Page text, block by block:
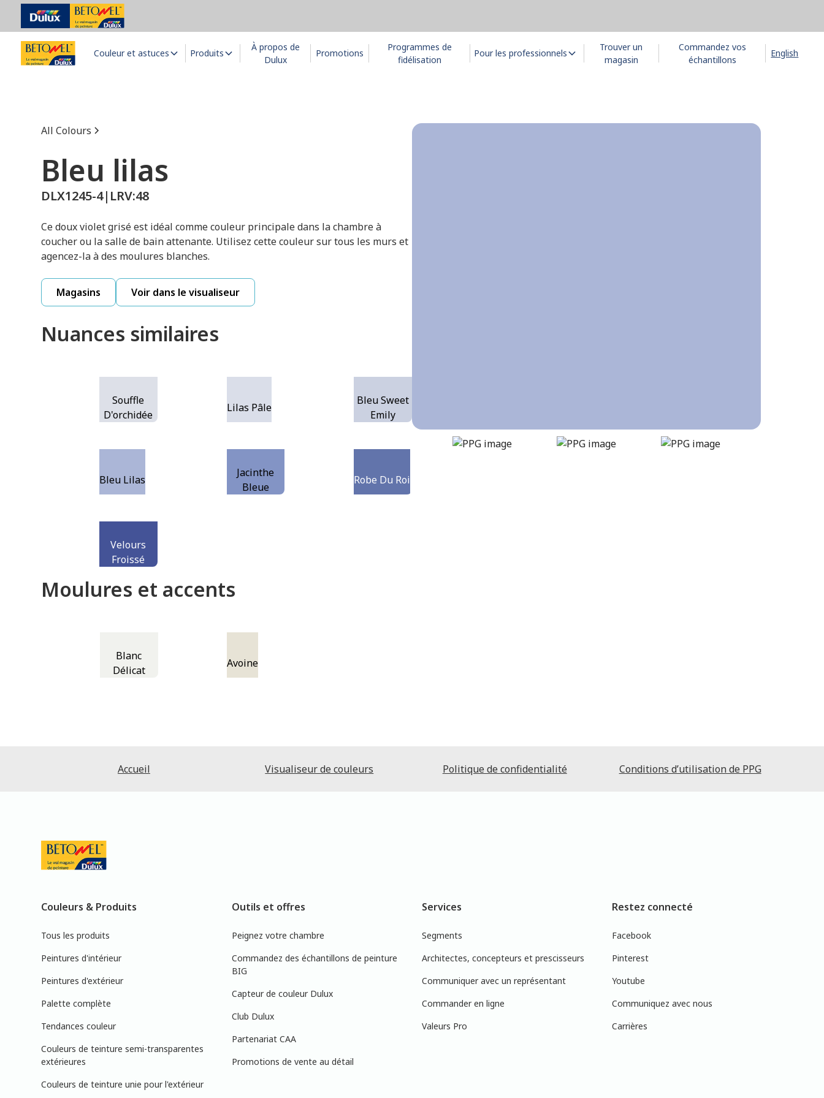
Couleur et astuces Produits
À propos de
Dulux
Promotions
Programmes de
fidélisation
Pour les professionnels
Trouver un
magasin
Commandez vos
échantillons
English
All Colours
Bleu lilas
DLX1245-4| LRV:48
Ce doux violet grisé est idéal comme couleur principale dans la chambre à
coucher ou la salle de bain attenante. Utilisez cette couleur sur tous les murs et
agencez-la à des moulures blanches.
Magasins Voir dans le visualiseur
Nuances similaires
Souffle
D'orchidée
Lilas Pâle
Bleu Sweet
Emily
Bleu Lilas
Jacinthe
Bleue
Robe Du Roi
Velours
Froissé
Moulures et accents
Blanc
Délicat
Avoine
lilac-sachet
Accueil Visualiseur de couleurs Politique de confidentialité Conditions d’utilisation de PPG
Couleurs & Produits
Tous les produits
Peintures d'intérieur
Peintures d'extérieur
Palette complète
Tendances couleur
Couleurs de teinture semi-transparentes
extérieures
Couleurs de teinture unie pour l'extérieur
Outils et offres
Peignez votre chambre
Commandez des échantillons de peinture
BIG
Capteur de couleur Dulux
Club Dulux
Partenariat CAA
Promotions de vente au détail
Services
Segments
Architectes, concepteurs et prescisseurs
Communiquer avec un représentant
Commander en ligne
Valeurs Pro
Restez connecté
Facebook
Pinterest
Youtube
Communiquez avec nous
Carrières